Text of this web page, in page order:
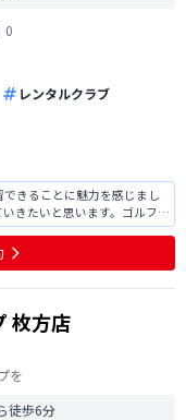
0
レンタルクラブ
きることに魅力を感じまし
きたいと思います。ゴルフが
と思います。 上からの映像
分かり活用していこうと思
枚方店
を
徒歩6分